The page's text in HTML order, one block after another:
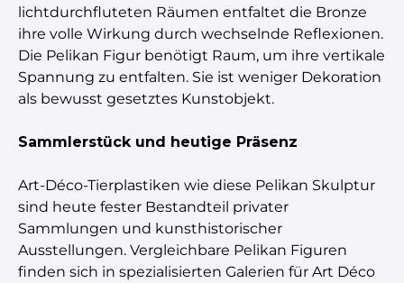
lichtdurchfluteten Räumen entfaltet die Bronze
ihre volle Wirkung durch wechselnde Reflexionen.
Die Pelikan Figur benötigt Raum, um ihre vertikale
Spannung zu entfalten. Sie ist weniger Dekoration
als bewusst gesetztes Kunstobjekt.
Sammlerstück und heutige Präsenz
Art-Déco-Tierplastiken wie diese Pelikan Skulptur
sind heute fester Bestandteil privater
Sammlungen und kunsthistorischer
Ausstellungen. Vergleichbare Pelikan Figuren
finden sich in spezialisierten Galerien für Art Déco